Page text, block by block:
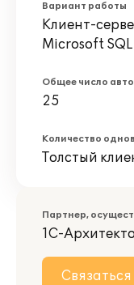
Вариант работы
Клиент-
Microsoft SQL
Общее число
25
Количество
Толстый
Партнер,
1С-
Связаться